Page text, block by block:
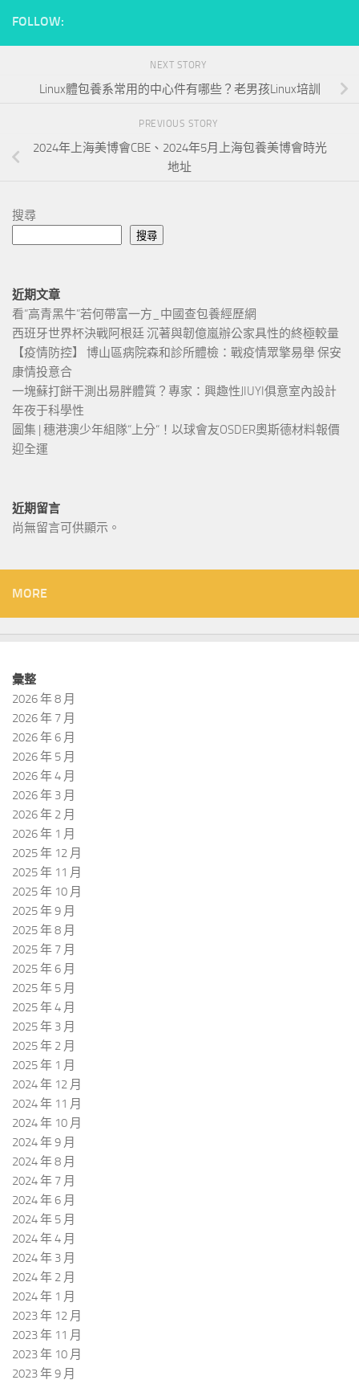
FOLLOW:
NEXT STORY
Linux體包養系常用的中心件有哪些？老男孩Linux培訓
PREVIOUS STORY
2024年上海美博會CBE、2024年5月上海包養美博會時光
地址
搜尋
搜尋
近期文章
看“高青黑牛”若何帶富一方_中國查包養經歷網
西班牙世界杯決戰阿根廷 沉著與韌億嵐辦公家具性的終極較量
【疫情防控】 博山區病院森和診所體檢：戰疫情眾擎易舉 保安
康情投意合
一塊蘇打餅干測出易胖體質？專家：興趣性JIUYI俱意室內設計
年夜于科學性
圖集 | 穗港澳少年組隊“上分“！以球會友OSDER奧斯德材料報價
迎全運
近期留言
尚無留言可供顯示。
MORE
彙整
2026 年 8 月
2026 年 7 月
2026 年 6 月
2026 年 5 月
2026 年 4 月
2026 年 3 月
2026 年 2 月
2026 年 1 月
2025 年 12 月
2025 年 11 月
2025 年 10 月
2025 年 9 月
2025 年 8 月
2025 年 7 月
2025 年 6 月
2025 年 5 月
2025 年 4 月
2025 年 3 月
2025 年 2 月
2025 年 1 月
2024 年 12 月
2024 年 11 月
2024 年 10 月
2024 年 9 月
2024 年 8 月
2024 年 7 月
2024 年 6 月
2024 年 5 月
2024 年 4 月
2024 年 3 月
2024 年 2 月
2024 年 1 月
2023 年 12 月
2023 年 11 月
2023 年 10 月
2023 年 9 月